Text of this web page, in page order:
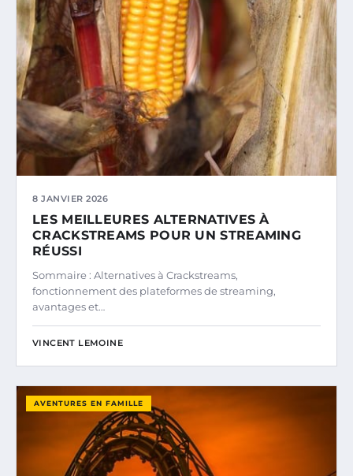
8 JANVIER 2026
LES MEILLEURES ALTERNATIVES À
CRACKSTREAMS POUR UN STREAMING
RÉUSSI
Sommaire : Alternatives à Crackstreams,
fonctionnement des plateformes de streaming,
avantages et…
VINCENT LEMOINE
AVENTURES EN FAMILLE